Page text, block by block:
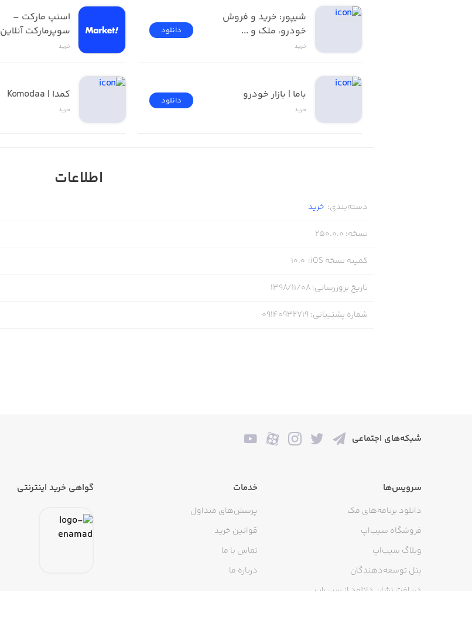
خودرو، ملک و ...
خرید
دانلود
باما | بازار خودرو
خرید
دانلود
سوپرمارکت آنلاین
خرید
کمدا | Komodaa
خرید
اطلاعات
دسته‌بندی: خرید
نسخه:
250.0.0
کمینه نسخه iOS :
10.0
تاریخ بروزرسانی:۱۳۹۸/۱۱/۰۸
شماره پشتیبانی:
09140932719
شبکه‌های اجتماعی
سرویس‌ها
دانلود برنامه‌های مک
فروشگاه سیب‌اپ
وبلاگ سیب‌اپ
پنل توسعه‌دهندگان
دریافت نشان دانلود از سیب‌اپ
خدمات
پرسش‌های متداول
قوانین خرید
تماس با ما
درباره ما
گواهی خرید اینترنتی